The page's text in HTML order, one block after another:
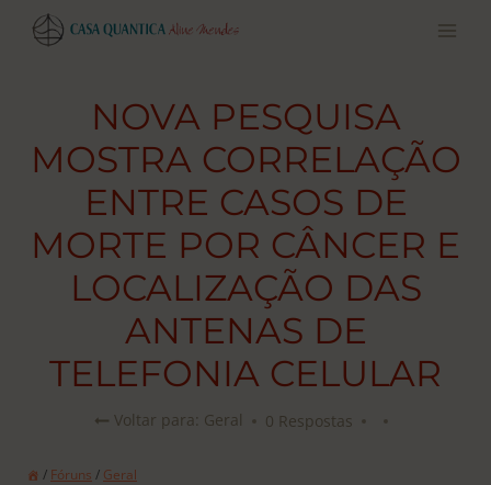
Pular
para
NOVA PESQUISA
MOSTRA CORRELAÇÃO
ENTRE CASOS DE
MORTE POR CÂNCER E
LOCALIZAÇÃO DAS
ANTENAS DE
TELEFONIA CELULAR
Voltar para: Geral 0 Respostas
/ Fóruns / Geral